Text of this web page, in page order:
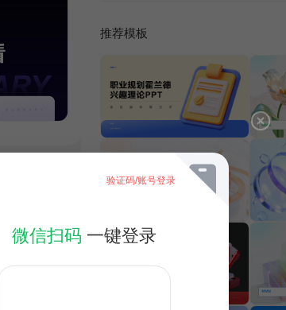
推荐模板
验证码/账号登录
微信扫码 一键登录